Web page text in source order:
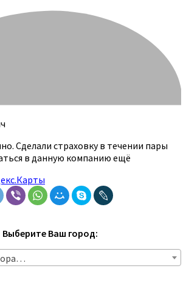
Сделали страховку в течении пары
в данную компанию ещё
Выберите Ваш город: